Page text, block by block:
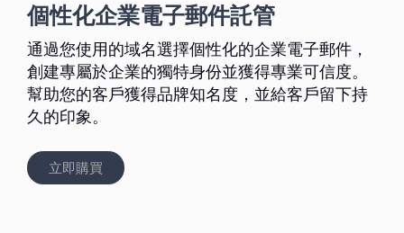
個性化企業電子郵件託管
通過您使用的域名選擇個性化的企業電子郵件，
創建專屬於企業的獨特身份並獲得專業可信度。
幫助您的客戶獲得品牌知名度，並給客戶留下持
久的印象。
立即購買